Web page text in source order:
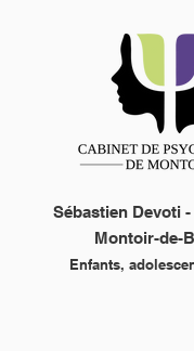
Sébastien Devoti
Montoir-de-
Enfants,